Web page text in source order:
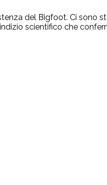
del Bigfoot. Ci sono
scientifico che